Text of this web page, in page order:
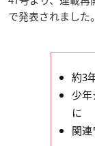
で発表されました。
約3
少
に
関